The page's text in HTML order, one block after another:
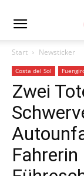
Start Newsticker
Costa del Sol
Zwei